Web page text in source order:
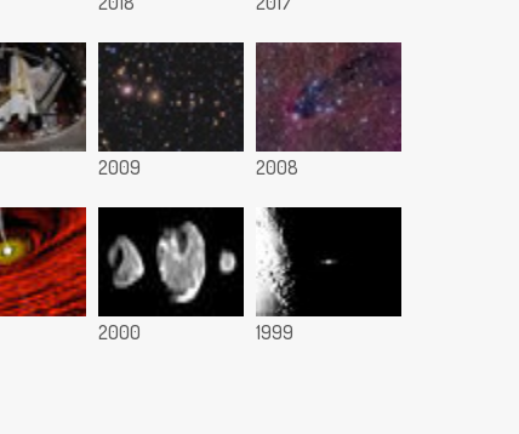
2009 2008
2000 1999